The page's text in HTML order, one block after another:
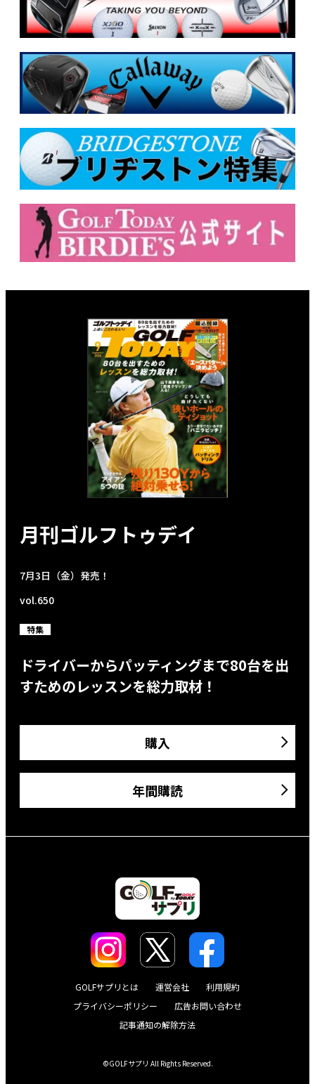
月刊ゴルフトゥデイ
7月3日（金）発売！
vol.650
特集
ドライバーからパッティングまで80台を出
すためのレッスンを総力取材！
購入
年間購読
GOLFサプリとは 運営会社
利用規約
プライバシーポリシー
広告お問い合わせ
記事通知の解除方法
©GOLFサプリ All Rights Reserved.